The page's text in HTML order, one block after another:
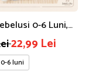
0-6 Luni,
Dino, Albastră
22,99 Lei
0-6 luni